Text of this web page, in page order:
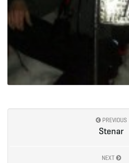
PREVIOUS
Stenar
NEXT